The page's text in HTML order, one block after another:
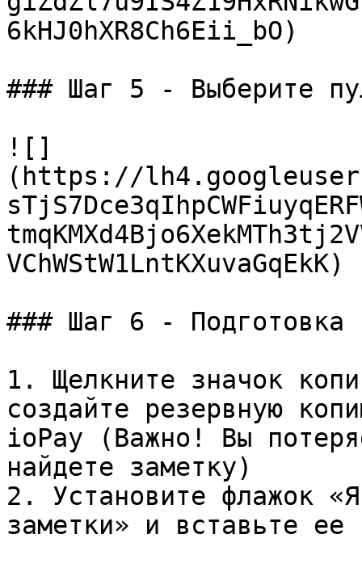
6kHJ0hXR8Ch6Eii_bO)
### Шаг 5 - Выберите
![]
(https://
VChWStW1LntKXuvaGqEkK)
### Шаг 6 - Подготовка
1. Щелкните значок
создайте резервную
ioPay (Важно! Вы
найдете заметку)
2. Установите флажок
заметки» и вставьте